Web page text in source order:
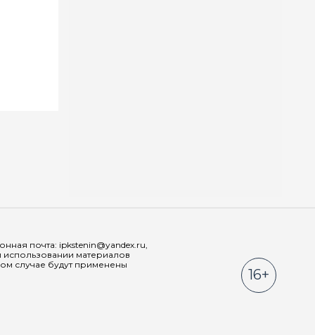
почта: ipkstenin@yandex.ru,
материалов
случае будут применены
16+